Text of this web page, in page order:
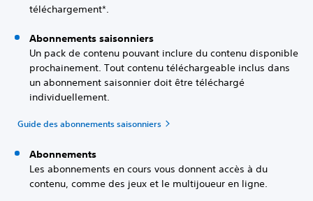
téléchargement*.
Abonnements saisonniers
Un pack de contenu pouvant inclure du contenu disponible
prochainement. Tout contenu téléchargeable inclus dans
un abonnement saisonnier doit être téléchargé
individuellement.
Guide des abonnements saisonniers
Abonnements
Les abonnements en cours vous donnent accès à du
contenu, comme des jeux et le multijoueur en ligne.